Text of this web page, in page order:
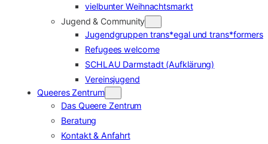
vielbunter Weihnachtsmarkt
Jugend & Community
Jugendgruppen trans*egal und trans*formers
Refugees welcome
SCHLAU Darmstadt (Aufklärung)
Vereinsjugend
Queeres Zentrum
Das Queere Zentrum
Beratung
Kontakt & Anfahrt